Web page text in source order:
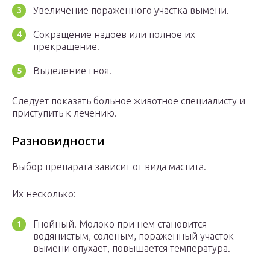
Увеличение пораженного участка вымени.
Сокращение надоев или полное их
прекращение.
Выделение гноя.
Следует показать больное животное специалисту и
приступить к лечению.
Разновидности
Выбор препарата зависит от вида мастита.
Их несколько:
Гнойный. Молоко при нем становится
водянистым, соленым, пораженный участок
вымени опухает, повышается температура.